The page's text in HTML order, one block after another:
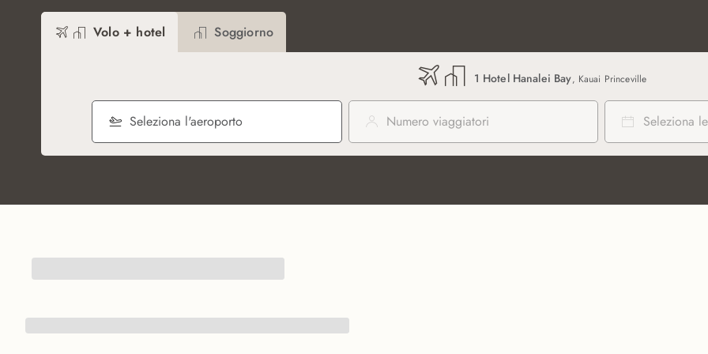
Volo + hotel Soggiorno
1 Hotel Hanalei Bay, Kauai Princeville
Seleziona l'aeroporto Numero viaggiatori Seleziona